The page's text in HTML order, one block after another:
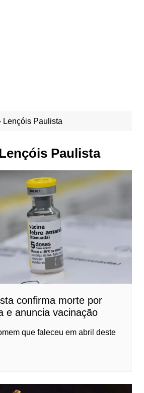
Lençóis Paulista
Paulista
confirma morte por
e anuncia vacinação
que faleceu em abril deste